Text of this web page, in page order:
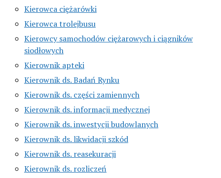
Kierowca ciężarówki
Kierowca trolejbusu
Kierowcy samochodów ciężarowych i ciągników
siodłowych
Kierownik apteki
Kierownik ds. Badań Rynku
Kierownik ds. części zamiennych
Kierownik ds. informacji medycznej
Kierownik ds. inwestycji budowlanych
Kierownik ds. likwidacji szkód
Kierownik ds. reasekuracji
Kierownik ds. rozliczeń